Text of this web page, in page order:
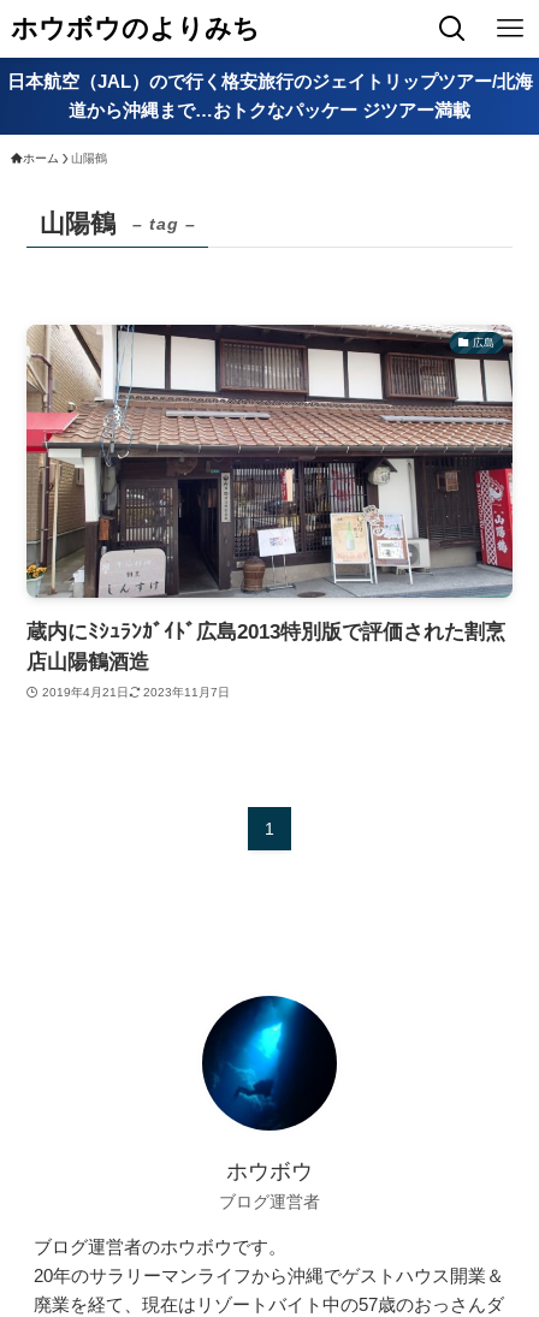
ホウボウのよりみち
日本航空（JAL）ので行く格安旅行のジェイトリップツアー/北海
道から沖縄まで…おトクなパッケー ジツアー満載
ホーム 山陽鶴
山陽鶴 – tag –
広島
蔵内にﾐｼｭﾗﾝｶﾞｲﾄﾞ広島2013特別版で評価された割烹
店山陽鶴酒造
2019年4月21日 2023年11月7日
1
ホウボウ
ブログ運営者
ブログ運営者のホウボウです。
20年のサラリーマンライフから沖縄でゲストハウス開業＆
廃業を経て、現在はリゾートバイト中の57歳のおっさんダ